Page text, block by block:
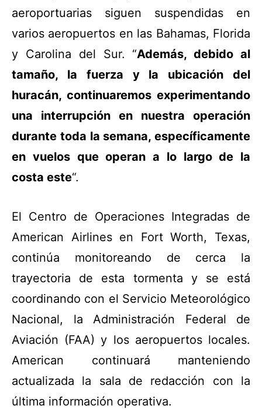
aeroportuarias siguen suspendidas en
varios aeropuertos en las Bahamas, Florida
y Carolina del Sur. “Además, debido al
tamaño, la fuerza y ​​la ubicación del
huracán, continuaremos experimentando
una interrupción en nuestra operación
durante toda la semana, específicamente
en vuelos que operan a lo largo de la
costa este“.
El Centro de Operaciones Integradas de
American Airlines en Fort Worth, Texas,
continúa monitoreando de cerca la
trayectoria de esta tormenta y se está
coordinando con el Servicio Meteorológico
Nacional, la Administración Federal de
Aviación (FAA) y los aeropuertos locales.
American continuará manteniendo
actualizada la sala de redacción con la
última información operativa.